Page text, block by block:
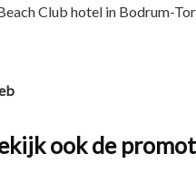
Club hotel in Bodrum-
ook de